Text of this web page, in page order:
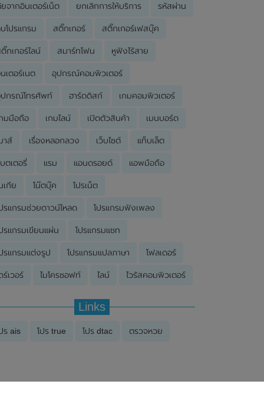
จากอินเตอร์เน็ต ยกเลิกการให้บริการ รหัสผ่าน
โปรแกรม สติ๊กเกอร์ สติ๊กเกอร์เฟสบุ๊ค
กเกอร์ไลน์ สมาร์ทโฟน หูฟังไร้สาย
เตอร์เนต อุปกรณ์คอมพิวเตอร์
กรณ์โทรศัพท์ ฮาร์ดดิสก์ เกมคอมพิวเตอร์
มมือถือ เกมไลน์ เปิดตัวสินค้า เมนบอร์ด
าส์ เรื่องหลอกลวง เว็บไซต์ แท็บเล็ต
ตเตอรี่ แรม แอนดรอยด์ แอพมือถือ
เกีย โน๊ตบุ๊ค โปรเน็ต
รแกรมช่วยดาวน์โหลด โปรแกรมฟังเพลง
รแกรมเขียนแผ่น โปรแกรมแชท
รแกรมแต่งรูป โปรแกรมแปลภาษา โฟลเดอร์
ร์เวอร์ ไมโครซอฟท์ ไลน์ ไวรัสคอมพิวเตอร์
Links
ร ais โปร true โปร dtac ตรวจหวย